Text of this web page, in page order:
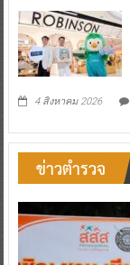
4 สิงหาคม 2026
ข่าวตำรวจ